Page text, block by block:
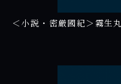
＜小説・密厳國紀＞霧生